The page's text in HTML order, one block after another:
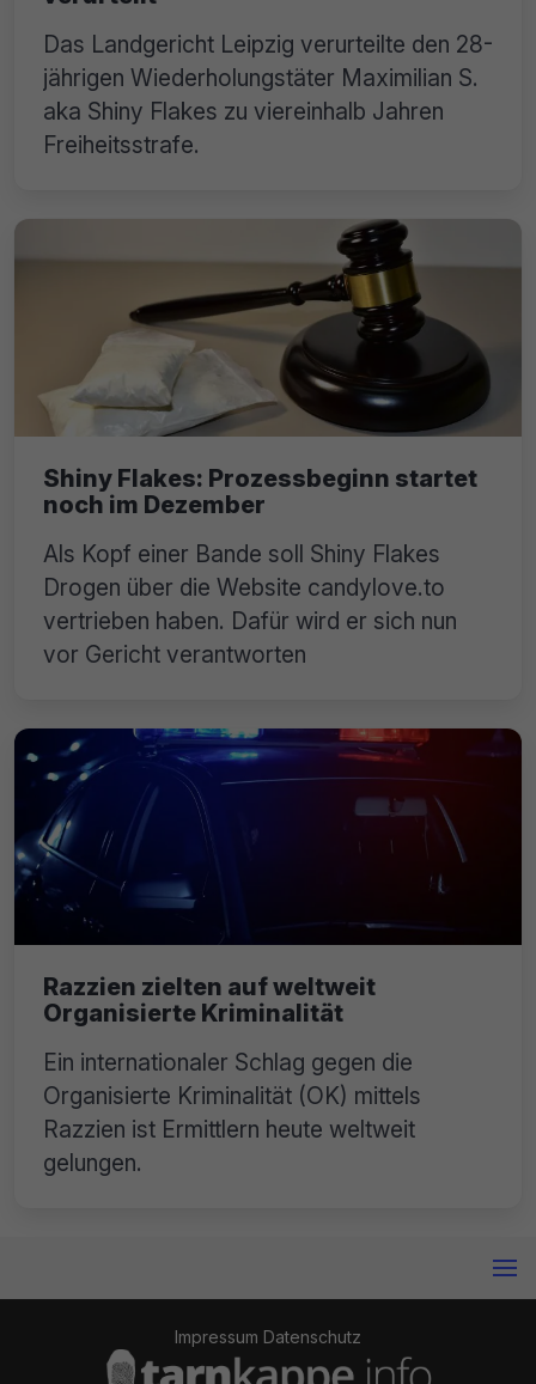
Das Landgericht Leipzig verurteilte den 28-
jährigen Wiederholungstäter Maximilian S.
aka Shiny Flakes zu viereinhalb Jahren
Freiheitsstrafe.
Shiny Flakes: Prozessbeginn startet
noch im Dezember
Als Kopf einer Bande soll Shiny Flakes
Drogen über die Website candylove.to
vertrieben haben. Dafür wird er sich nun
vor Gericht verantworten
Razzien zielten auf weltweit
Organisierte Kriminalität
Ein internationaler Schlag gegen die
Organisierte Kriminalität (OK) mittels
Razzien ist Ermittlern heute weltweit
gelungen.
Impressum Datenschutz